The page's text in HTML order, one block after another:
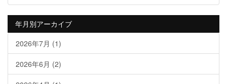
年月別アーカイブ
2026年7月 (1)
2026年6月 (2)